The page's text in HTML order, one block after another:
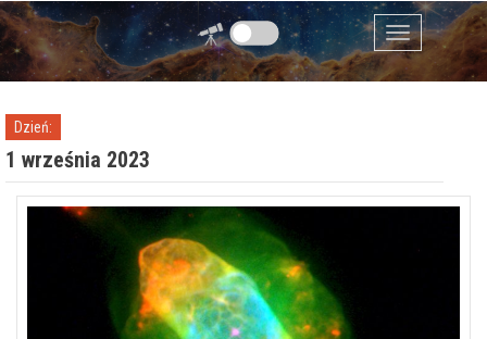
Przejdź do zawartości
Menu
Dzień:
1 września 2023